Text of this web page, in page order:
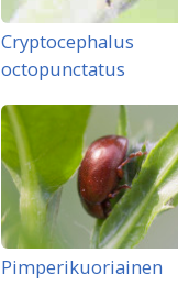
Cryptocephalus
octopunctatus
Pimperikuoriainen